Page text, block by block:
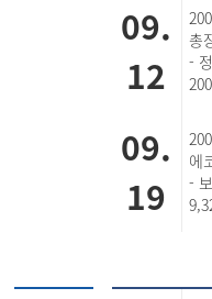
09.
12
총
-
09.
19
에
-